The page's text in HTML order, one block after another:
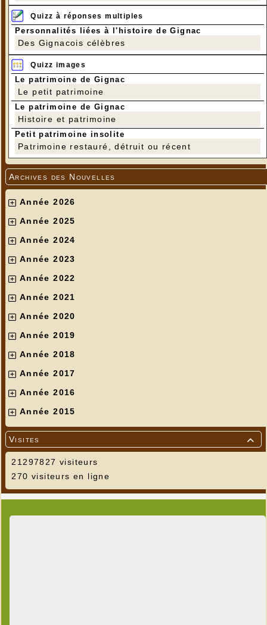
Quizz à réponses multiples
Personnalités liées à l'histoire de Gignac
Des Gignacois célèbres
Quizz images
Le patrimoine de Gignac
Le petit patrimoine
Le patrimoine de Gignac
Histoire et patrimoine
Petit patrimoine insolite
Patrimoine restauré, détruit ou récent
Archives des Nouvelles
Année 2026
Année 2025
Année 2024
Année 2023
Année 2022
Année 2021
Année 2020
Année 2019
Année 2018
Année 2017
Année 2016
Année 2015

Visites
21297827 visiteurs
270 visiteurs en ligne